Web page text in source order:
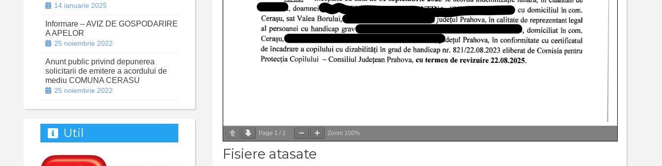
Page 1 / 2 Zoom 100%
Fisiere atasate
14 ianuarie 2025
Informare – AVIZ DE GOSPODARIRE
A APELOR
25 noiembrie 2022
Anunt public privind depunerea
solicitarii de emitere a acordului de
mediu COMUNA CERASU
25 noiembrie 2022
Util